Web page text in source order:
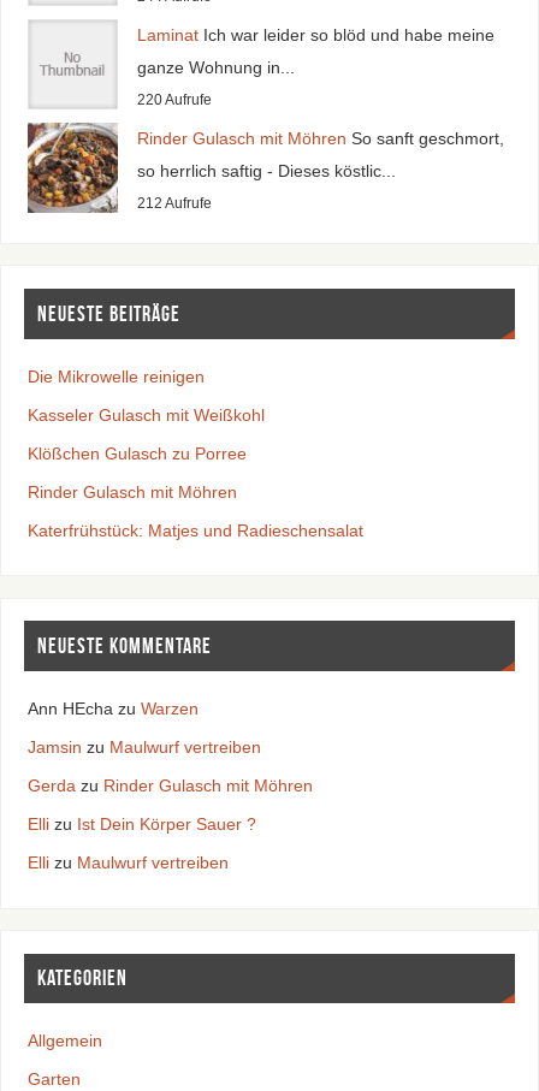
Laminat Ich war leider so blöd und habe meine
ganze Wohnung in...
220 Aufrufe
Rinder Gulasch mit Möhren So sanft geschmort,
so herrlich saftig - Dieses köstlic...
212 Aufrufe
Neueste Beiträge
Die Mikrowelle reinigen
Kasseler Gulasch mit Weißkohl
Klößchen Gulasch zu Porree
Rinder Gulasch mit Möhren
Katerfrühstück: Matjes und Radieschensalat
Neueste Kommentare
Ann HEcha zu Warzen
Jamsin zu Maulwurf vertreiben
Gerda zu Rinder Gulasch mit Möhren
Ellizu Ist Dein Körper Sauer ?
Ellizu Maulwurf vertreiben
Kategorien
Allgemein
Garten